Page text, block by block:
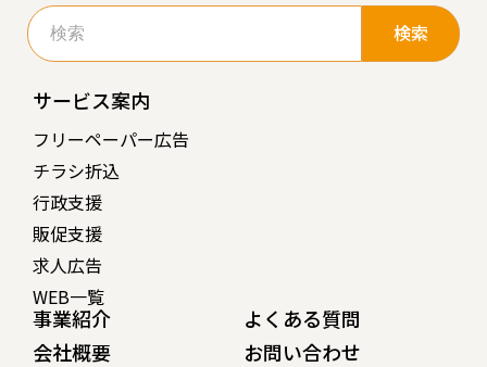
検
索:
サービス案内
フリーペーパー広告
チラシ折込
行政支援
販促支援
求人広告
WEB一覧
事業紹介
会社概要
よくある質問
お問い合わせ